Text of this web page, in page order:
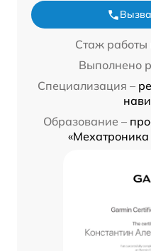
Стаж работы
Выполнено
Специализация –
Образование –
«Мехатроника